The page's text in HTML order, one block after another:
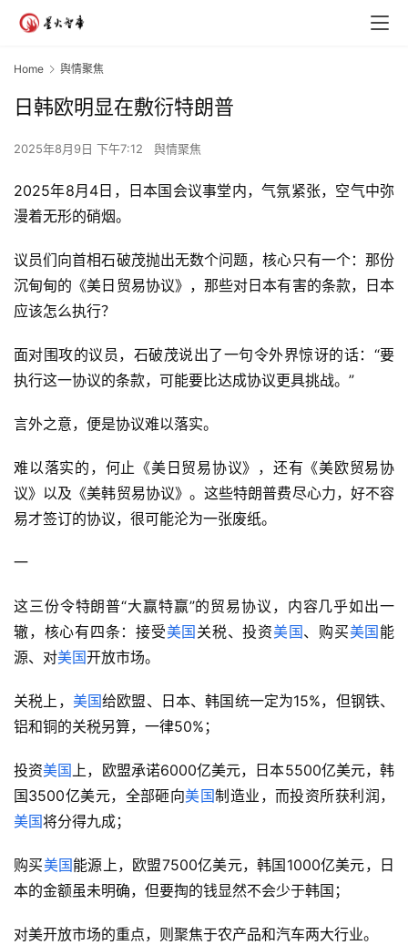
Home 舆情聚焦
日韩欧明显在敷衍特朗普
2025年8月9日 下午7:12 舆情聚焦
2025年8月4日，日本国会议事堂内，气氛紧张，空气中弥
漫着无形的硝烟。
议员们向首相石破茂抛出无数个问题，核心只有一个：那份
沉甸甸的《美日贸易协议》，那些对日本有害的条款，日本
应该怎么执行？
面对围攻的议员，石破茂说出了一句令外界惊讶的话：“要
执行这一协议的条款，可能要比达成协议更具挑战。”
言外之意，便是协议难以落实。
难以落实的，何止《美日贸易协议》，还有《美欧贸易协
议》以及《美韩贸易协议》。这些特朗普费尽心力，好不容
易才签订的协议，很可能沦为一张废纸。
一
这三份令特朗普“大赢特赢”的贸易协议，内容几乎如出一
辙，核心有四条：接受美国 关税、投资美国、购买美国 能
源、对美国开放市场。
关税上， 美国给欧盟、日本、韩国统一定为15%，但钢铁、
铝和铜的关税另算，一律50%；
投资美国上，欧盟承诺6000亿美元，日本5500亿美元，韩
国3500亿美元，全部砸向美国制造业，而投资所获利润，
美国将分得九成；
购买美国能源上，欧盟7500亿美元，韩国1000亿美元，日
本的金额虽未明确，但要掏的钱显然不会少于韩国；
对美开放市场的重点，则聚焦于农产品和汽车两大行业。